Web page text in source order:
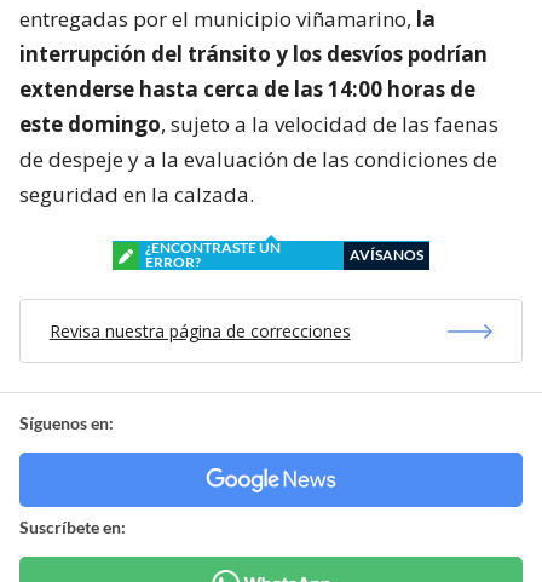
entregadas por el municipio viñamarino, la
interrupción del tránsito y los desvíos podrían
extenderse hasta cerca de las 14:00 horas de
este domingo, sujeto a la velocidad de las faenas
de despeje y a la evaluación de las condiciones de
seguridad en la calzada.
¿ENCONTRASTE UN
ERROR?
AVÍSANOS
Revisa nuestra página de correcciones
Síguenos en:
Suscríbete en: